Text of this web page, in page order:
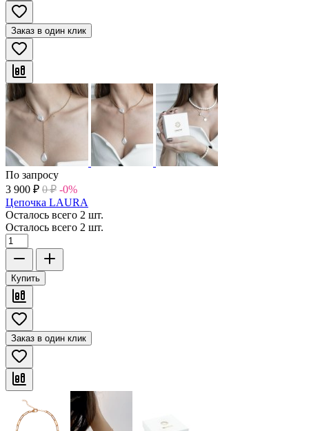
Заказ в один клик
По запросу
3 900 ₽ 0 ₽ -0%
Цепочка LAURA
Осталось всего 2 шт.
Осталось всего 2 шт.
Купить
Заказ в один клик